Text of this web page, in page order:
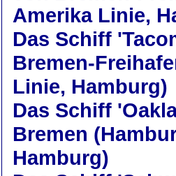
Amerika Linie,
Das Schiff
Bremen-
Linie, Hamburg)
Das Schiff
Bremen
Hamburg)